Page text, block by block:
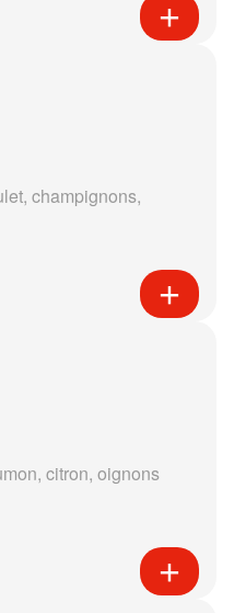
champignons,
citron, oignons